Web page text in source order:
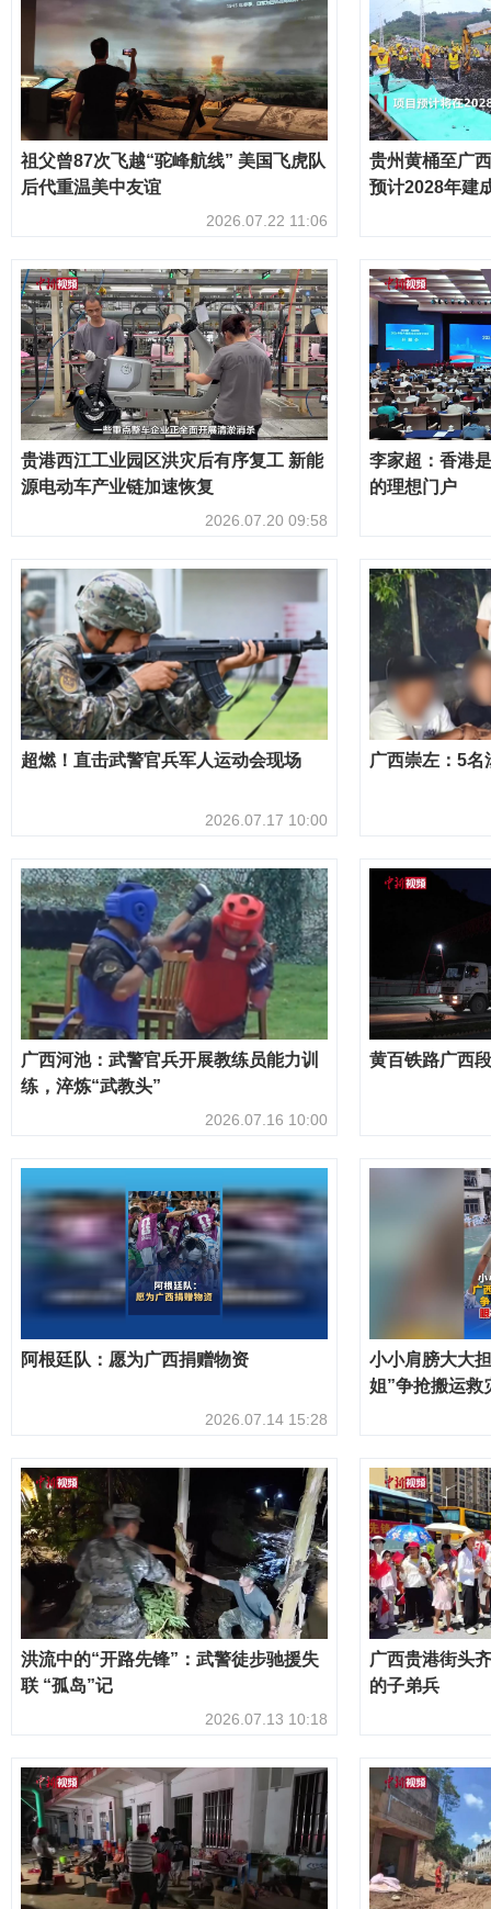
祖父曾87次飞越“驼峰航线” 美国飞虎队
后代重温美中友谊
2026.07.22 11:06
贵州黄桶至广
预计2028年建
贵港西江工业园区洪灾后有序复工 新能
源电动车产业链加速恢复
2026.07.20 09:58
李家超：香港
的理想门户
超燃！直击武警官兵军人运动会现场
2026.07.17 10:00
广西崇左：5
广西河池：武警官兵开展教练员能力训
练，淬炼“武教头”
2026.07.16 10:00
黄百铁路广西
阿根廷队：愿为广西捐赠物资
2026.07.14 15:28
小小肩膀大大
姐”争抢搬运救
洪流中的“开路先锋”：武警徒步驰援失
联 “孤岛”记
2026.07.13 10:18
广西贵港街头
的子弟兵